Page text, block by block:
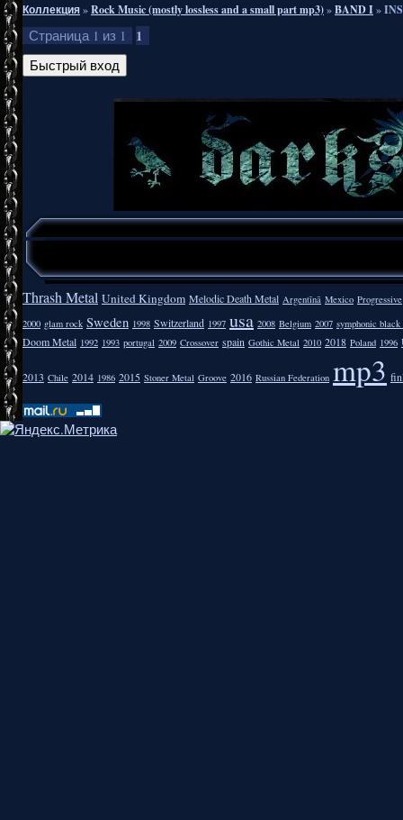
Коллекция»Rock Music (mostly lossless and a small part mp3)»BAND I»
Страница 1 из 1 1
Thrash Metal United Kingdom Melodic Death Metal Argentīnā Mexico Progressive
2000 glam rock Sweden 1998 Switzerland 1997 usa 2008 Belgium 2007 symphonic
Doom Metal 1992 1993 portugal 2009 Crossover spain Gothic Metal 2010 2018 Poland 1996
2013 Chile 2014 1986 2015 Stoner Metal Groove 2016 Russian Federation mp3